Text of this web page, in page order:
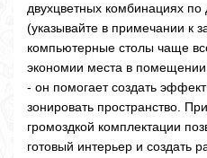
двухцветных комбинациях
(указывайте в примечании к
компьютерные столы чаще
экономии места в
- он помогает создать
зонировать пространство.
громоздкой комплектации
готовый интерьер и создать